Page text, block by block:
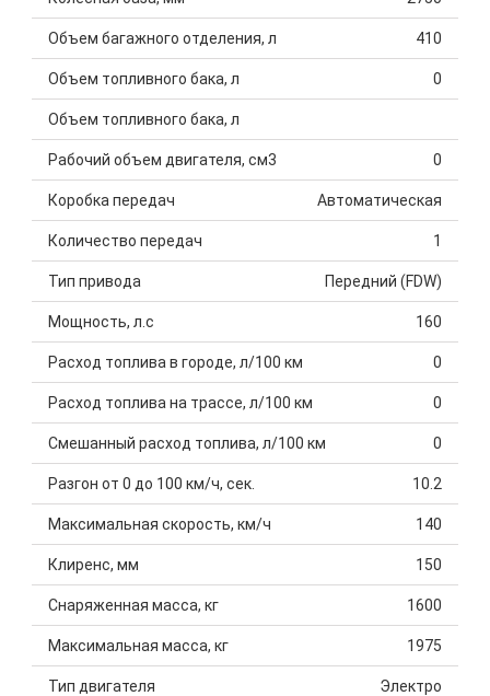
Объем багажного отделения, л 410
Объем топливного бака, л 0
Объем топливного бака, л
Рабочий объем двигателя, см3 0
Коробка передач Автоматическая
Количество передач 1
Тип привода Передний (FDW)
Мощность, л.с 160
Расход топлива в городе, л/100 км 0
Расход топлива на трассе, л/100 км 0
Смешанный расход топлива, л/100 км 0
Разгон от 0 до 100 км/ч, сек. 10.2
Максимальная скорость, км/ч 140
Клиренс, мм 150
Снаряженная масса, кг 1600
Максимальная масса, кг 1975
Тип двигателя Электро